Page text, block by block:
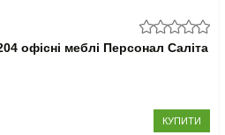
офісні меблі Персонал Саліта
КУПИТИ